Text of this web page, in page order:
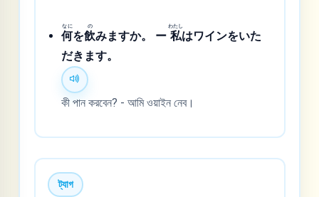
何
なに
を飲
の
みますか。 ー 私
わたし
はワインをいた
だきます。
কী পান করবেন? - আমি ওয়াইন নেব।
ট্যাগ